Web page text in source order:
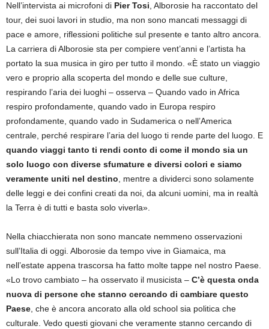
Nell’intervista ai microfoni di Pier Tosi, Alborosie ha raccontato del
tour, dei suoi lavori in studio, ma non sono mancati messaggi di
pace e amore, riflessioni politiche sul presente e tanto altro ancora.
La carriera di Alborosie sta per compiere vent’anni e l’artista ha
portato la sua musica in giro per tutto il mondo. «È stato un viaggio
vero e proprio alla scoperta del mondo e delle sue culture,
respirando l’aria dei luoghi – osserva – Quando vado in Africa
respiro profondamente, quando vado in Europa respiro
profondamente, quando vado in Sudamerica o nell’America
centrale, perché respirare l’aria del luogo ti rende parte del luogo. E
quando viaggi tanto ti rendi conto di come il mondo sia un
solo luogo con diverse sfumature e diversi colori e siamo
veramente uniti nel destino, mentre a dividerci sono solamente
delle leggi e dei confini creati da noi, da alcuni uomini, ma in realtà
la Terra è di tutti e basta solo viverla».
Nella chiacchierata non sono mancate nemmeno osservazioni
sull’Italia di oggi. Alborosie da tempo vive in Giamaica, ma
nell’estate appena trascorsa ha fatto molte tappe nel nostro Paese.
«Lo trovo cambiato – ha osservato il musicista – C’è questa onda
nuova di persone che stanno cercando di cambiare questo
Paese, che è ancora ancorato alla old school sia politica che
culturale. Vedo questi giovani che veramente stanno cercando di